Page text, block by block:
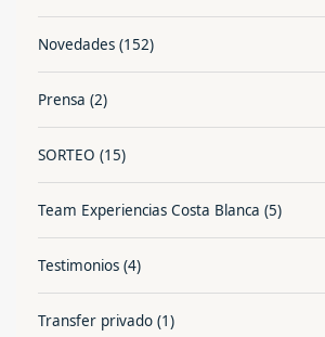
Novedades (152)
Prensa (2)
SORTEO (15)
Team Experiencias Costa Blanca (5)
Testimonios (4)
Transfer privado (1)